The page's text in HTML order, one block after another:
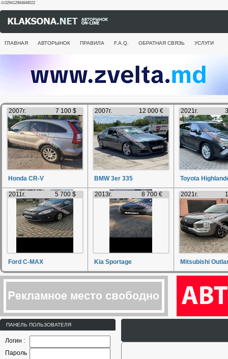
-0.029412984848022
ГЛАВНАЯ АВТОРЫНОК ПРАВИЛА F.A.Q. ОБРАТНАЯ СВЯЗЬ УСЛУГИ
2007г. 7 100 $
Honda CR-V
2007г. 12 000 €
BMW 3er 335
2021г.
Toyota
2011г. 5 700 $
Ford C-MAX
2013г. 8 700 €
Kia Sportage
2021г.
Mitsubishi
ПАНЕЛЬ ПОЛЬЗОВАТЕЛЯ
Логин :
Пароль